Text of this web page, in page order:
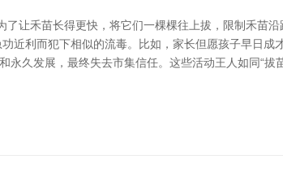
了让禾苗长得更快，将它们一棵棵往上拔，限制禾苗
近利而犯下相似的流毒。比如，家长但愿孩子早日
久发展，最终失去市集信任。这些活动王人如同“